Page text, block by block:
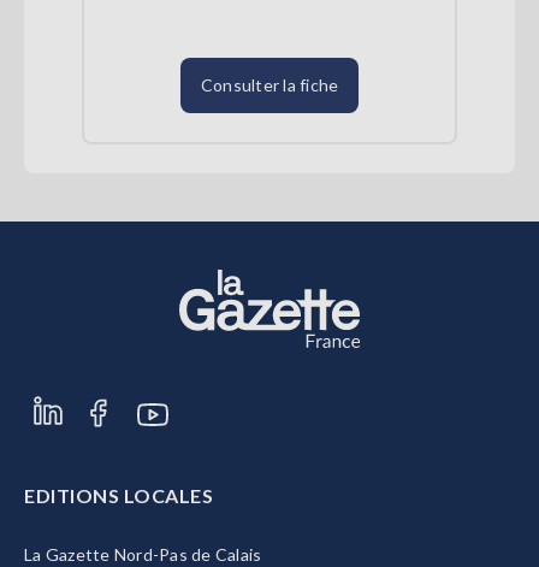
Consulter la fiche
EDITIONS LOCALES
La Gazette Nord-Pas de Calais